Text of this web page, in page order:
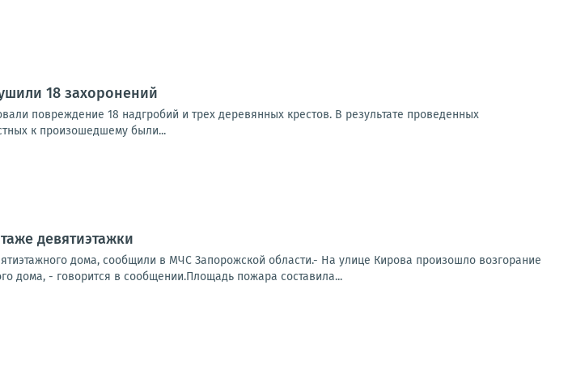
18 захоронений
повреждение 18 надгробий и трех деревянных крестов. В результате проведенных
к произошедшему были...
девятиэтажки
дома, сообщили в МЧС Запорожской области.- На улице Кирова произошло возгорание
дома, - говорится в сообщении.Площадь пожара составила...